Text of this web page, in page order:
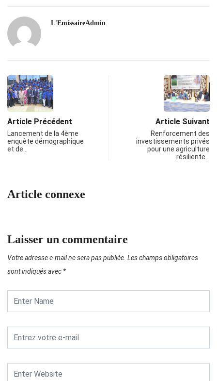
L'EmissaireAdmin
Article Précédent
Lancement de la 4ème
enquête démographique
et de…
Article Suivant
Renforcement des
investissements privés
pour une agriculture
résiliente…
Article connexe
Laisser un commentaire
Votre adresse e-mail ne sera pas publiée. Les champs obligatoires
sont indiqués avec *